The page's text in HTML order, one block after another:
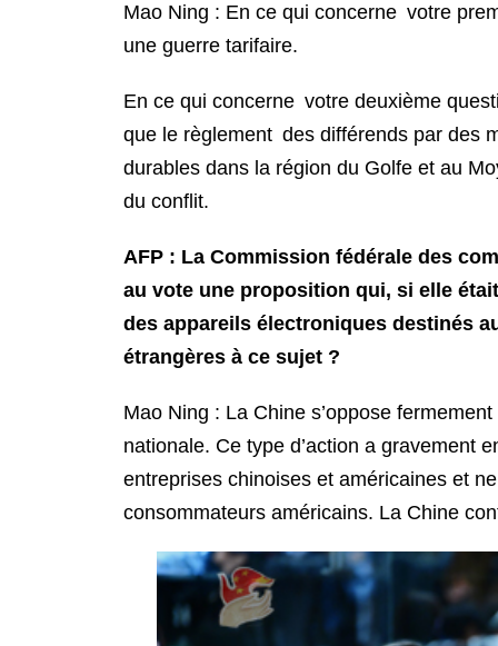
Mao Ning : En ce qui concerne votre
une guerre tarifaire.
En ce qui concerne votre deuxième
que le règlement des différends par des
durables dans la région du Golfe et au
du conflit.
AFP : La Commission fédérale des
au vote une proposition qui, si elle
des appareils électroniques destinés
étrangères à ce sujet ?
Mao Ning : La Chine s’oppose
nationale. Ce type d’action a gravement
entreprises chinoises et américaines et
consommateurs américains. La Chine